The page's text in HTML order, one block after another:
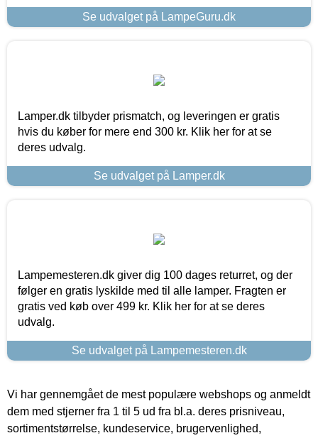
Se udvalget på LampeGuru.dk
Lamper.dk tilbyder prismatch, og leveringen er gratis
hvis du køber for mere end 300 kr. Klik her for at se
deres udvalg.
Se udvalget på Lamper.dk
Lampemesteren.dk giver dig 100 dages returret, og der
følger en gratis lyskilde med til alle lamper. Fragten er
gratis ved køb over 499 kr. Klik her for at se deres
udvalg.
Se udvalget på Lampemesteren.dk
Vi har gennemgået de mest populære webshops og anmeldt
dem med stjerner fra 1 til 5 ud fra bl.a. deres prisniveau,
sortimentstørrelse, kundeservice, brugervenlighed,